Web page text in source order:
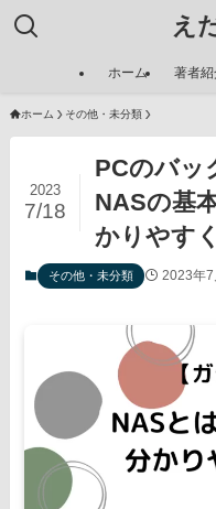
え
ホーム 著者
ホーム その他・未分類
PCのバッ
NASの基
かりやす
2023
7/18
その他・未分類 2023年7